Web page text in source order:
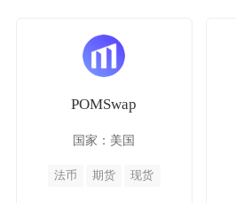
POMSwap
国家：美国
法币 期货 现货